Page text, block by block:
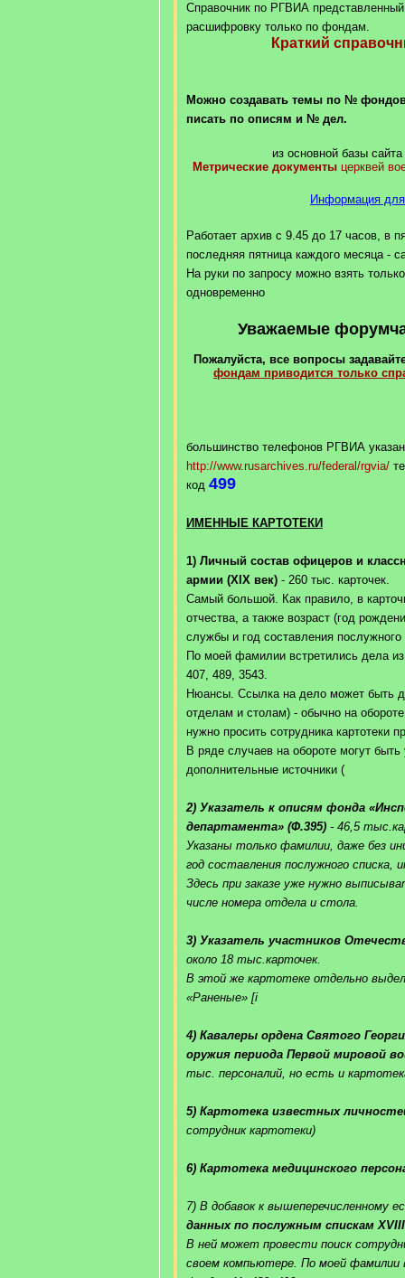
Справочник по РГВИА
расшифровку только по фондам.
Краткий
Можно создавать темы по №
писать по описям и № дел.
из основной базы
Метрические документы церквей
Информация
Работает архив с 9.45 до 17 часов, в
последняя пятница каждого месяца -
На руки по запросу можно взять
одновременно
Уважаемые
Пожалуйста, все вопросы
фондам приводится только
большинство телефонов РГВИА
http://www.rusarchives.ru/federal/rgvia/
код 499
ИМЕННЫЕ КАРТОТЕКИ
1) Личный состав офицеров и
армии (XIX век) - 260 тыс. карточек.
Самый большой. Как правило, в
отчества, а также возраст (год
службы и год составления послужного
По моей фамилии встретились дела
407, 489, 3543.
Нюансы. Ссылка на дело может быть
отделам и столам) - обычно на
нужно просить сотрудника картотеки
В ряде случаев на обороте могут
дополнительные источники (
2) Указатель к описям фонда
департамента» (Ф.395) - 46,5
Указаны только фамилии, даже без
год составления послужного списка,
Здесь при заказе уже нужно
числе номера отдела и стола.
3) Указатель участников
около 18 тыс.карточек.
В этой же картотеке отдельно
«Раненые» [i
4) Кавалеры ордена Святого
оружия периода Первой мировой
тыс. персоналий, но есть и
5) Картотека известных
сотрудник картотеки)
6) Картотека медицинского
7) В добавок к вышеперечисленному
данных по послужным спискам
В ней может провести поиск
своем компьютере. По моей фамилии